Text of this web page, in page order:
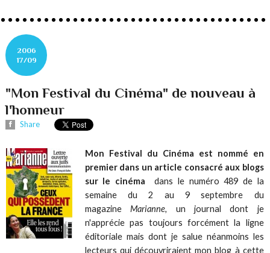
2006
17/09
"Mon Festival du Cinéma" de nouveau à
l'honneur
Share
Mon Festival du Cinéma est nommé en
premier dans un article consacré aux blogs
sur le cinéma dans le numéro 489 de la
semaine du 2 au 9 septembre du
magazineMarianne, un journal dont je
n'apprécie pas toujours forcément la ligne
éditoriale mais dont je salue néanmoins les
lecteurs qui découvriraient mon blog à cette